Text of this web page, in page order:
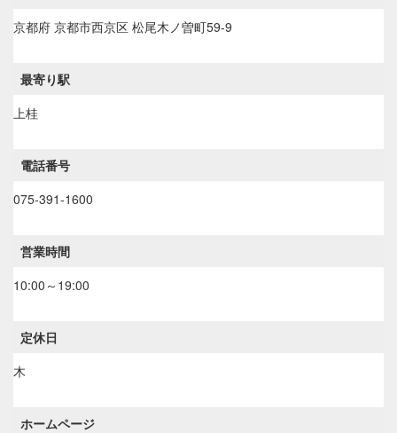
京都府 京都市西京区 松尾木ノ曽町59-9
最寄り駅
上桂
電話番号
075-391-1600
営業時間
10:00～19:00
定休日
木
ホームページ